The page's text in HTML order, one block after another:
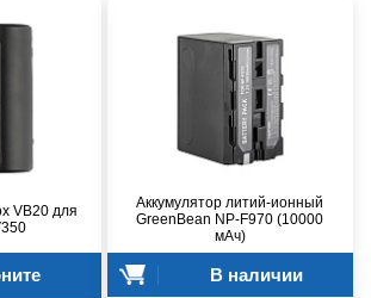
VB20 для
Аккумулятор литий-ионный
GreenBean NP-F970 (10000
мАч)
В наличии